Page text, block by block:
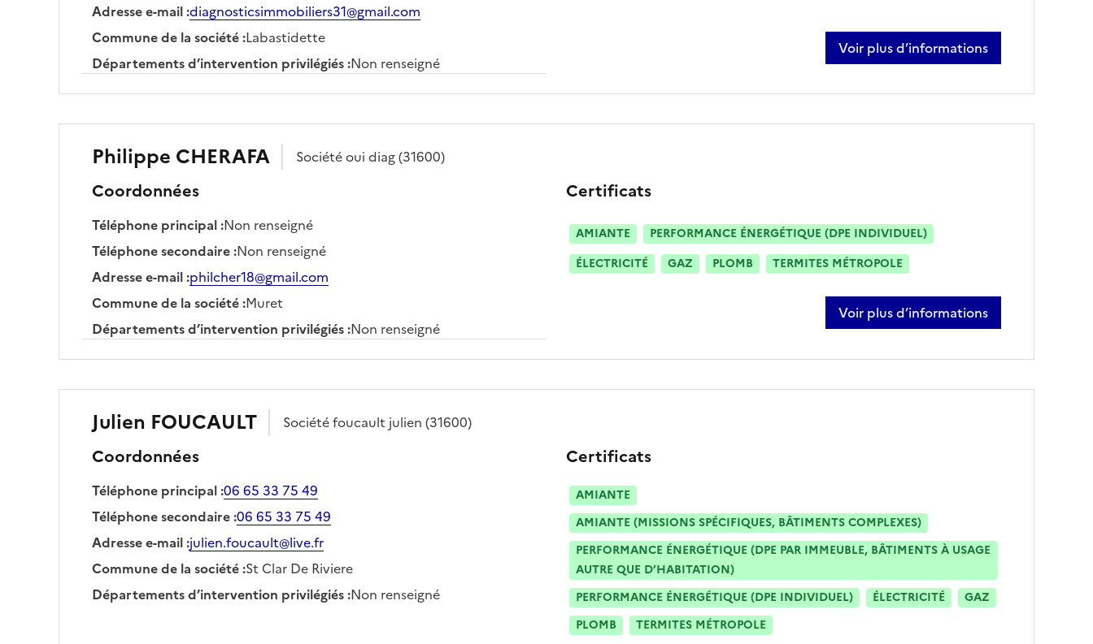
Adresse e-mail:diagnosticsimmobiliers31@gmail.com
Commune de la société:Labastidette
Départements d’intervention privilégiés:Non renseigné
Voir plus d’informations
sur yann cailhol
Philippe CHERAFA Sociétéoui diag(31600)
Coordonnées
Téléphone principal:Non renseigné
Téléphone secondaire:Non renseigné
Adresse e-mail:philcher18@gmail.com
Commune de la société:Muret
Départements d’intervention privilégiés:Non renseigné
Certificats
AMIANTE
PERFORMANCE ÉNERGÉTIQUE (DPE INDIVIDUEL)
ÉLECTRICITÉ
GAZ PLOMB TERMITES MÉTROPOLE
Voir plus d’informations
sur philippe cherafa
Julien FOUCAULT Sociétéfoucault julien (31600)
Coordonnées
Téléphone principal:06 65 33 75 49
Téléphone secondaire:06 65 33 75 49
Adresse e-mail:julien.foucault@live.fr
Commune de la société:St Clar De Riviere
Départements d’intervention privilégiés:Non renseigné
Certificats
AMIANTE
AMIANTE (MISSIONS SPÉCIFIQUES, BÂTIMENTS COMPLEXES)
PERFORMANCE ÉNERGÉTIQUE (DPE PAR IMMEUBLE, BÂTIMENTS À USAGE
AUTRE QUE D’HABITATION)
PERFORMANCE ÉNERGÉTIQUE (DPE INDIVIDUEL)
ÉLECTRICITÉ
GAZ
PLOMB
TERMITES MÉTROPOLE